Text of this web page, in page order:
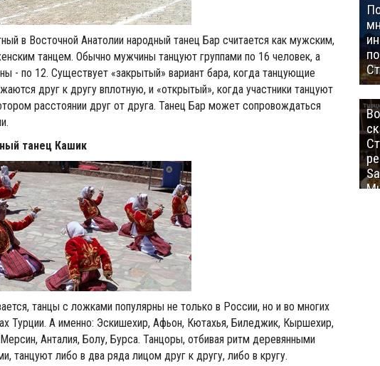
в Восточной Анатолии народный танец Бар считается как мужским,
танцем. Обычно мужчины танцуют группами по 16 человек, а
- по 12. Существует «закрытый» вариант бара, когда танцующие
друг к другу вплотную, и «открытый», когда участники танцуют
расстоянии друг от друга. Танец Бар может сопровождаться
танец Кашик
танцы с ложками популярны не только в России, но и во многих
Турции. А именно: Эскишехир, Афьон, Кютахья, Биледжик, Кыршехир,
Анталия, Болу, Бурса. Танцоры, отбивая ритм деревянными
танцуют либо в два ряда лицом друг к другу, либо в кругу.